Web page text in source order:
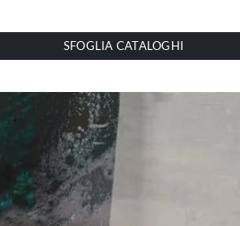
SFOGLIA CATALOGHI